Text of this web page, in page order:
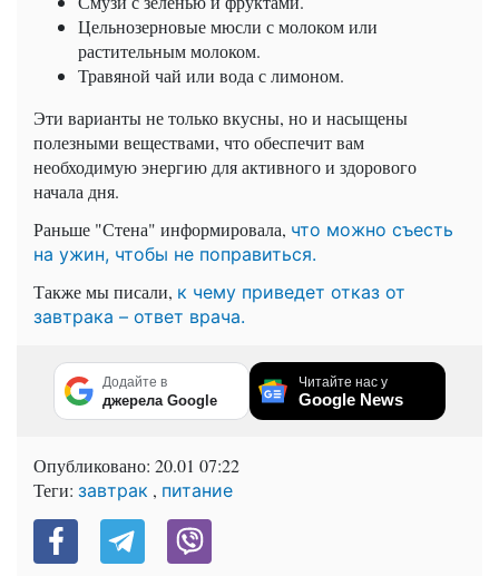
Цельнозерновые мюсли с молоком или
растительным молоком.
Травяной чай или вода с лимоном.
Эти варианты не только вкусны, но и насыщены
полезными веществами, что обеспечит вам
необходимую энергию для активного и здорового
начала дня.
Раньше "Стена" информировала, что можно съесть
на ужин, чтобы не поправиться.
Также мы писали, к чему приведет отказ от
завтрака – ответ врача.
Додайте в
джерела Google
Читайте нас у
Google News
Опубликовано: 20.01 07:22
Теги: завтрак , питание